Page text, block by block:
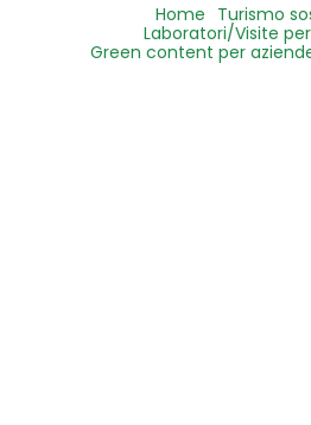
Home Turismo
Laboratori/Visite
Green content per